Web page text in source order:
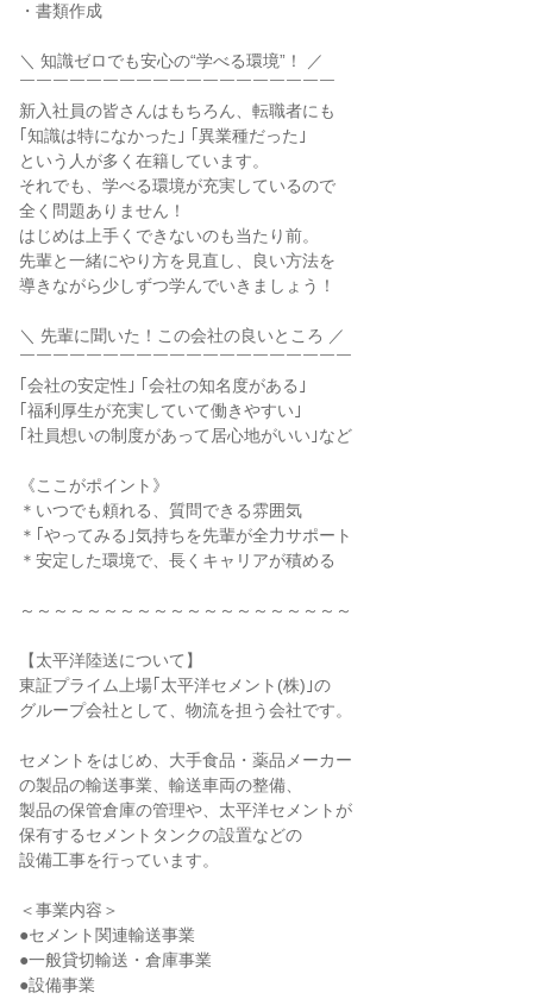
・書類作成
＼ 知識ゼロでも安心の“学べる環境”！ ／
￣￣￣￣￣￣￣￣￣￣￣￣￣￣￣￣￣￣￣
新入社員の皆さんはもちろん、転職者にも
｢知識は特になかった｣ ｢異業種だった｣
という人が多く在籍しています。
それでも、学べる環境が充実しているので
全く問題ありません！
はじめは上手くできないのも当たり前。
先輩と一緒にやり方を見直し、良い方法を
導きながら少しずつ学んでいきましょう！
＼ 先輩に聞いた！この会社の良いところ ／
￣￣￣￣￣￣￣￣￣￣￣￣￣￣￣￣￣￣￣￣
｢会社の安定性｣ ｢会社の知名度がある｣
｢福利厚生が充実していて働きやすい｣
｢社員想いの制度があって居心地がいい｣など
《ここがポイント》
＊いつでも頼れる、質問できる雰囲気
＊｢やってみる｣気持ちを先輩が全力サポート
＊安定した環境で、長くキャリアが積める
～～～～～～～～～～～～～～～～～～～～
【太平洋陸送について】
東証プライム上場｢太平洋セメント(株)｣の
グループ会社として、物流を担う会社です。
セメントをはじめ、大手食品・薬品メーカー
の製品の輸送事業、輸送車両の整備、
製品の保管倉庫の管理や、太平洋セメントが
保有するセメントタンクの設置などの
設備工事を行っています。
＜事業内容＞
●セメント関連輸送事業
●一般貸切輸送・倉庫事業
●設備事業